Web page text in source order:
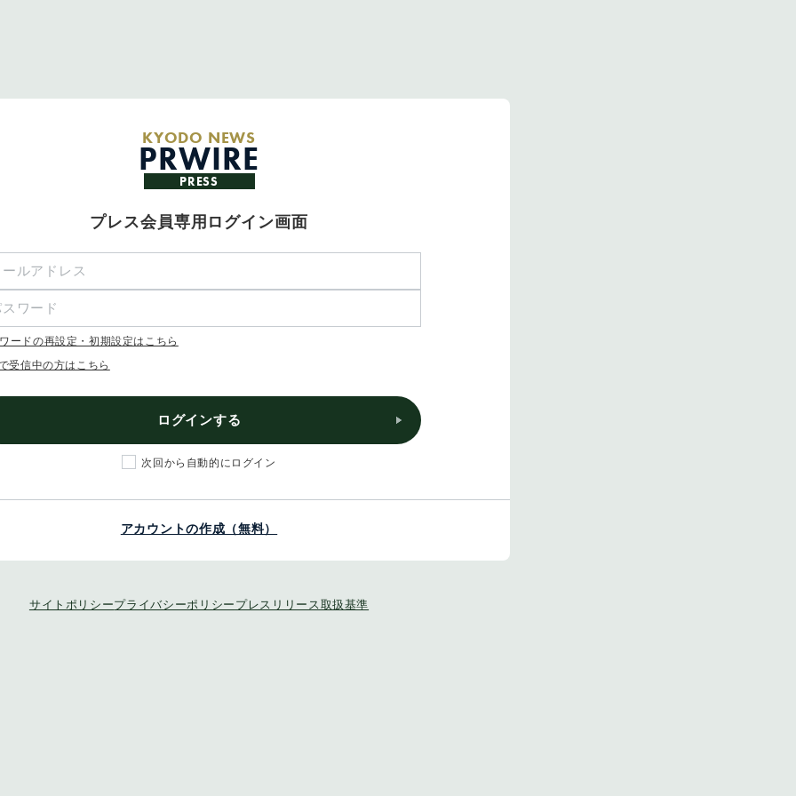
KYODO NEWS
PRWIRE
PRESS
プレス会員専用ログイン画面
ードの再設定・初期設定はこちら
受信中の方はこちら
ログインする
次回から自動的にログイン
アカウントの作成（無料）
サイトポリシープライバシーポリシー プレスリリース取扱基準